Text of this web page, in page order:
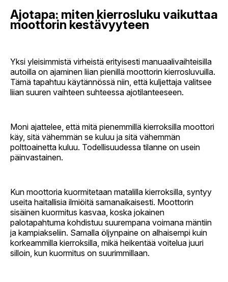
Ajotapa: miten kierrosluku vaikuttaa
moottorin kestävyyteen
Yksi yleisimmistä virheistä erityisesti manuaalivaihteisilla
autoilla on ajaminen liian pienillä moottorin kierrosluvuilla.
Tämä tapahtuu käytännössä niin, että kuljettaja valitsee
liian suuren vaihteen suhteessa ajotilanteeseen.
Moni ajattelee, että mitä pienemmillä kierroksilla moottori
käy, sitä vähemmän se kuluu ja sitä vähemmän
polttoainetta kuluu. Todellisuudessa tilanne on usein
päinvastainen.
Kun moottoria kuormitetaan matalilla kierroksilla, syntyy
useita haitallisia ilmiöitä samanaikaisesti. Moottorin
sisäinen kuormitus kasvaa, koska jokainen
palotapahtuma kohdistuu suurempana voimana mäntiin
ja kampiakseliin. Samalla öljynpaine on alhaisempi kuin
korkeammilla kierroksilla, mikä heikentää voitelua juuri
silloin, kun kuormitus on suurimmillaan.